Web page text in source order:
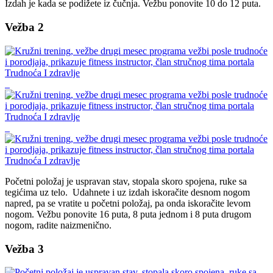
Izdah je kada se podižete iz čučnja. Vežbu ponovite 10 do 12 puta.
Vežba 2
Početni položaj je uspravan stav, stopala skoro spojena, ruke sa
tegićima uz telo. Udahnete i uz izdah iskoračite desnom nogom
napred, pa se vratite u početni položaj, pa onda iskoračite levom
nogom. Vežbu ponovite 16 puta, 8 puta jednom i 8 puta drugom
nogom, radite naizmenično.
Vežba 3